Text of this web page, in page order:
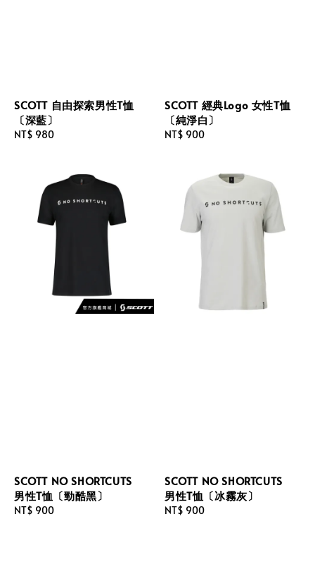
SCOTT 自由探索男性T恤
〔深藍〕
Regular
NT$ 980
SCOTT 經典Logo 女性T恤
〔純淨白〕
Regular
NT$ 900
SCOTT NO SHORTCUTS
男性T恤〔勁酷黑〕
Regular
NT$ 900
SCOTT NO SHORTCUTS
男性T恤〔冰霧灰〕
Regular
NT$ 900